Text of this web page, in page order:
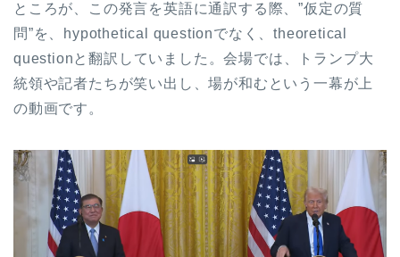
ところが、この発言を英語に通訳する際、”仮定の質
問”を、hypothetical questionでなく、theoretical
questionと翻訳していました。会場では、トランプ大
統領や記者たちが笑い出し、場が和むという一幕が上
の動画です。